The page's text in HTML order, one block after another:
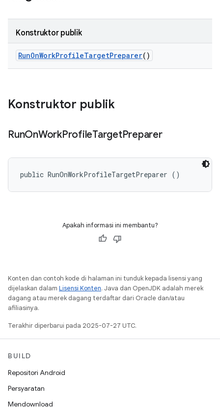
Konstruktor publik
RunOnWorkProfileTargetPreparer()
Konstruktor publik
RunOnWorkProfileTargetPreparer
public RunOnWorkProfileTargetPreparer ()
Apakah informasi ini membantu?
Konten dan contoh kode di halaman ini tunduk kepada lisensi yang
dijelaskan dalam Lisensi Konten. Java dan OpenJDK adalah merek
dagang atau merek dagang terdaftar dari Oracle dan/atau
afiliasinya.
Terakhir diperbarui pada 2025-07-27 UTC.
BUILD
Repositori Android
Persyaratan
Mendownload